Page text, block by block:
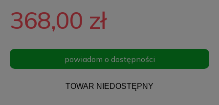
368,00 zł
powiadom o dostępności
TOWAR NIEDOSTĘPNY